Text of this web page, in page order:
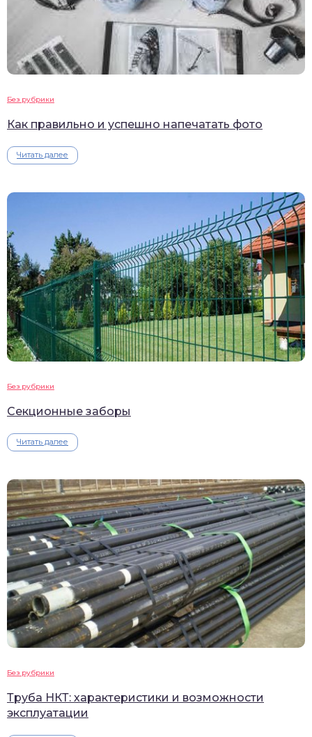
Без рубрики
Как правильно и успешно напечатать фото
Читать далее
Без рубрики
Секционные заборы
Читать далее
Без рубрики
Труба НКТ: характеристики и возможности
эксплуатации